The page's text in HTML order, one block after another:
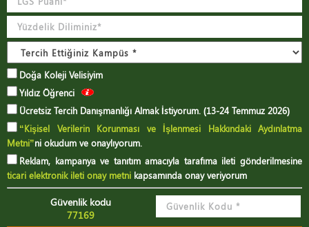
Doğa Koleji Velisiyim
Yıldız Öğrenci
Ücretsiz Tercih Danışmanlığı Almak İstiyorum. (13-24 Temmuz 2026)
“Kişisel Verilerin Korunması ve İşlenmesi Hakkındaki Aydınlatma
Metni”ni okudum ve onaylıyorum.
Reklam, kampanya ve tanıtım amacıyla tarafıma ileti gönderilmesine
ticari elektronik ileti onay metni kapsamında onay veriyorum
Güvenlik kodu
77169